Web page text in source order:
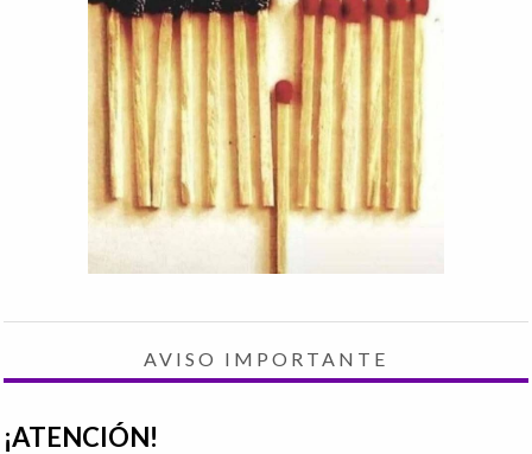
AVISO IMPORTANTE
¡ATENCIÓN!